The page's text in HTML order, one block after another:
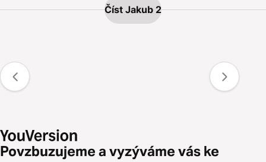
Číst Jakub 2
Povzbuzujeme a vyzýváme vás ke